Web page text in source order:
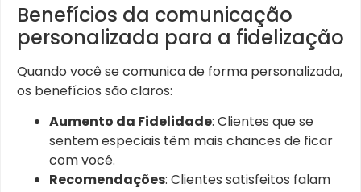
Benefícios da comunicação
personalizada para a fidelização
Quando você se comunica de forma personalizada,
os benefícios são claros:
Aumento da Fidelidade: Clientes que se
sentem especiais têm mais chances de ficar
com você.
Recomendações: Clientes satisfeitos falam